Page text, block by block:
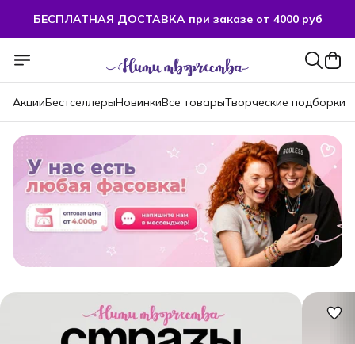
БЕСПЛАТНАЯ ДОСТАВКА при заказе от 4000 руб
БЕСПЛАТНАЯ ДОСТАВКА при заказе от 4000 руб
АкцииБестселлерыНовинкиВсе товарыТворческие подборки